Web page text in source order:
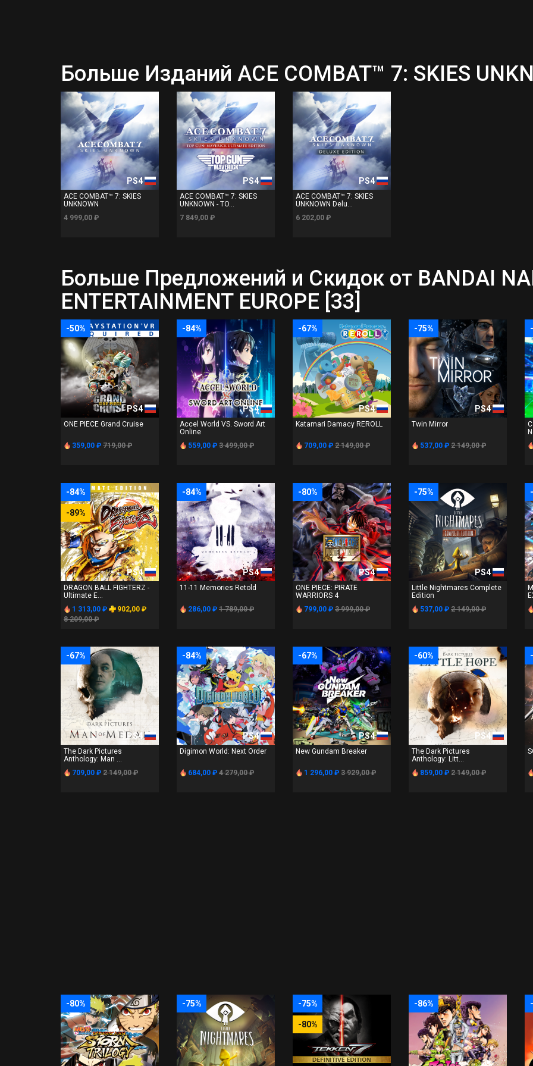
Больше Изданий ACE COMBAT™ 7: SKIES
PS4
ACE COMBAT™ 7: SKIES
UNKNOWN
4 999,00 ₽
PS4
ACE COMBAT™ 7: SKIES
UNKNOWN - TO...
7 849,00 ₽
PS4
ACE COMBAT™ 7: SKIES
UNKNOWN Delu...
6 202,00 ₽
Больше Предложений и Скидок от BANDAI
ENTERTAINMENT EUROPE [33]
-50%
PS4
ONE PIECE Grand Cruise
359,00 ₽ 719,00 ₽
-84%
PS4
Accel World VS. Sword Art
Online
559,00 ₽ 3 499,00 ₽
-67%
PS4
Katamari Damacy REROLL
709,00 ₽ 2 149,00 ₽
-75%
PS4
Twin Mirror
537,00 ₽ 2 149,00 ₽
-84%
-89%
PS4
DRAGON BALL FIGHTERZ -
Ultimate E...
1 313,00 ₽
902,00 ₽
8 209,00 ₽
-84%
PS4
11-11 Memories Retold
286,00 ₽ 1 789,00 ₽
-80%
PS4
ONE PIECE: PIRATE
WARRIORS 4
799,00 ₽ 3 999,00 ₽
-75%
PS4
Little Nightmares Complete
Edition
537,00 ₽ 2 149,00 ₽
-67%
PS4
The Dark Pictures
Anthology: Man ...
709,00 ₽ 2 149,00 ₽
-84%
PS4
Digimon World: Next Order
684,00 ₽ 4 279,00 ₽
-67%
PS4
New Gundam Breaker
1 296,00 ₽ 3 929,00 ₽
-60%
PS4
The Dark Pictures
Anthology: Litt...
859,00 ₽ 2 149,00 ₽
-80% -75% -75%
-80%
-86%